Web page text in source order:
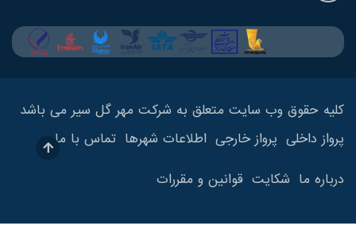
کلیه حقوق وب سایت متعلق به شرکت مهر گل سیر می باشد
پرواز داخلی پرواز خارجی اطلاعات شهرها تماس با ما
درباره ما شکایت قوانین و مقررات